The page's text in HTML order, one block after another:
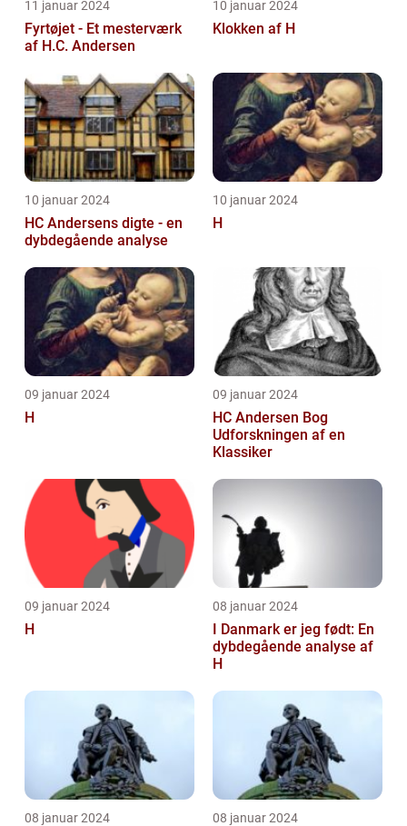
11 januar 2024
Fyrtøjet - Et mesterværk
af H.C. Andersen
10 januar 2024
Klokken af H
10 januar 2024
HC Andersens digte - en
dybdegående analyse
10 januar 2024
H
09 januar 2024
H
09 januar 2024
HC Andersen Bog
Udforskningen af en
Klassiker
09 januar 2024
H
08 januar 2024
I Danmark er jeg født: En
dybdegående analyse af
H
08 januar 2024 08 januar 2024